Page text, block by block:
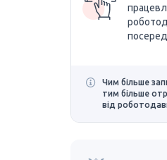
Чим більше
тим більше
від